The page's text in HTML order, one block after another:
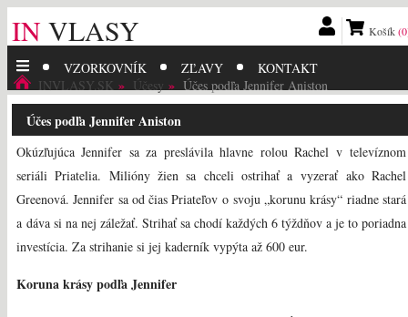
VZORKOVNÍK ZĽAVY KONTAKT
IN VLASY Košík
INVLASY.SK Účesy Účes podľa Jennifer Aniston
Účes podľa Jennifer Aniston
Okúzľujúca Jennifer sa za preslávila hlavne rolou Rachel v televíznom
seriáli Priatelia. Milióny žien sa chceli ostrihať a vyzerať ako Rachel
Greenová. Jennifer sa od čias Priateľov o svoju „korunu krásy“ riadne stará
a dáva si na nej záležať. Strihať sa chodí každých 6 týždňov a je to poriadna
investícia. Za strihanie si jej kaderník vypýta až 600 eur.
Koruna krásy podľa Jennifer